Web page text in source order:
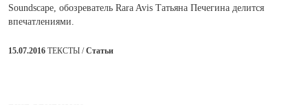
Soundscape, обозреватель Rara Avis Татьяна Печегина делится
впечатлениями.
15.07.2016 ТЕКСТЫ /Статьи